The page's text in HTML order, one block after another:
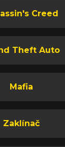
Creed
Theft Auto
Mafia
Zaklínač